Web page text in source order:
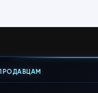
ПРОДАВЦАМ